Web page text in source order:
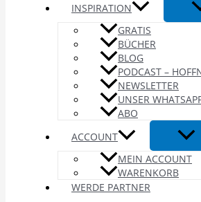
INSPIRATION
GRATIS
BÜCHER
BLOG
PODCAST –
NEWSLETTER
UNSER
ABO
ACCOUNT
MEIN ACCOUNT
WARENKORB
WERDE PARTNER